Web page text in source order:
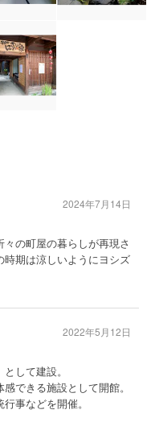
の町屋の暮らしが再現さ
期は涼しいようにヨシズ
2024年7月14日
して建設。
できる施設として開館。
事などを開催。
2022年5月12日